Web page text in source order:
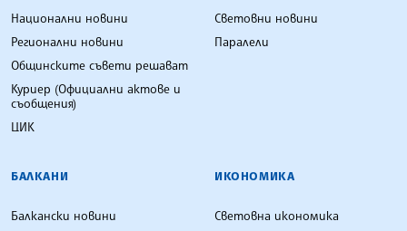
Национални новини
Регионални новини
Общинските съвети решават
Куриер (Официални актове и
съобщения)
ЦИК
Световни новини
Паралели
БАЛКАНИ
Балкански новини
ИКОНОМИКА
Световна икономика